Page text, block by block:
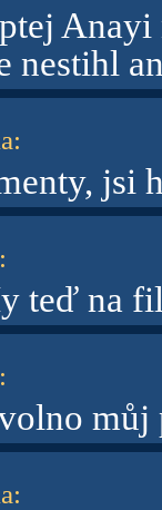
nestihl
:
jsi
:
teď na
:
: